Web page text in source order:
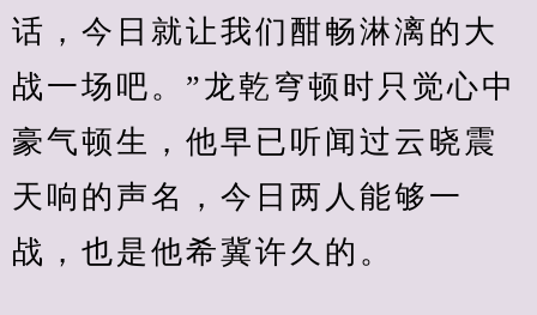
话，今日就让我们酣畅淋漓的大
战一场吧。”龙乾穹顿时只觉心中
豪气顿生，他早已听闻过云晓震
天响的声名，今日两人能够一
战，也是他希冀许久的。